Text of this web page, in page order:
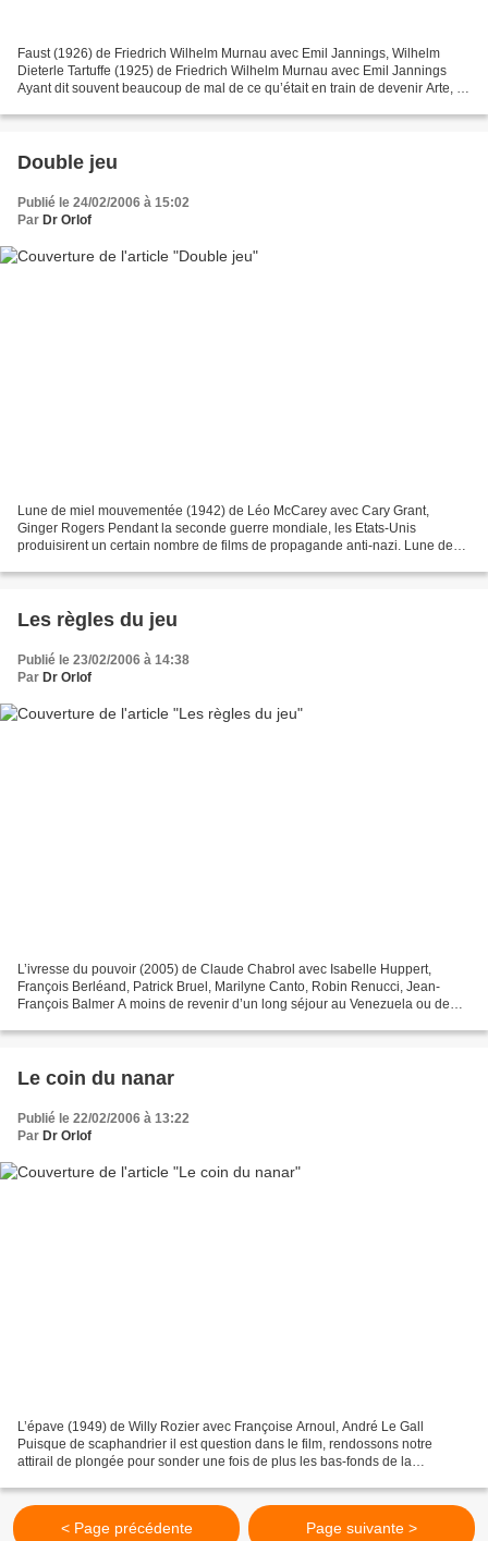
Faust (1926) de Friedrich Wilhelm Murnau avec Emil Jannings, Wilhelm
Dieterle Tartuffe (1925) de Friedrich Wilhelm Murnau avec Emil Jannings
Ayant dit souvent beaucoup de mal de ce qu’était en train de devenir Arte, il
Double jeu
Publié le 24/02/2006 à 15:02
Par Dr Orlof
Lune de miel mouvementée (1942) de Léo McCarey avec Cary Grant,
Ginger Rogers Pendant la seconde guerre mondiale, les Etats-Unis
produisirent un certain nombre de films de propagande anti-nazi. Lune de
Les règles du jeu
Publié le 23/02/2006 à 14:38
Par Dr Orlof
L’ivresse du pouvoir (2005) de Claude Chabrol avec Isabelle Huppert,
François Berléand, Patrick Bruel, Marilyne Canto, Robin Renucci, Jean-
François Balmer A moins de revenir d’un long séjour au Venezuela ou de
Le coin du nanar
Publié le 22/02/2006 à 13:22
Par Dr Orlof
L’épave (1949) de Willy Rozier avec Françoise Arnoul, André Le Gall
Puisque de scaphandrier il est question dans le film, rendossons notre
attirail de plongée pour sonder une fois de plus les bas-fonds de la
< Page précédente Page suivante >